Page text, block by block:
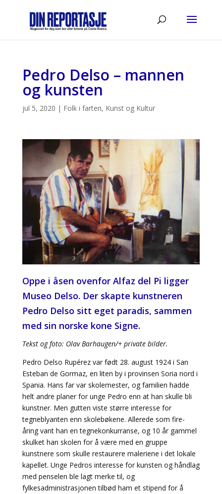
Pedro Delso – mannen
og kunsten
jul 5, 2020 | Folk i farten, Kunst og Kultur
Oppe i åsen ovenfor Alfaz del Pi ligger
Museo Delso. Der skapte kunstneren
Pedro Delso sitt eget paradis, sammen
med sin norske kone Signe.
Tekst og foto: Olav Barhaugen/+ private bilder.
Pedro Delso Rupérez var født 28. august 1924 i San
Esteban de Gormaz, en liten by i provinsen Soria nord i
Spania. Hans far var skolemester, og familien hadde
helt andre planer for unge Pedro enn at han skulle bli
kunstner. Men gutten viste større interesse for
tegneblyanten enn skolebøkene. Allerede som fire-
åring vant han en tegnekonkurranse, og 10 år gammel
skulket han skolen for å være med en gruppe
kunstnere som skulle restaurere maleriene i det lokale
kapellet. Unge Pedros interesse for kunsten og håndlag
med penselen ble lagt merke til, og
fylkesadministrasjonen tilbød ham et stipend for å